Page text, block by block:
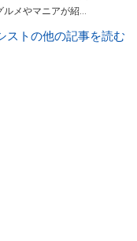
メやマニアが紹介
います。毎日トレン
ストの他の記事を読む